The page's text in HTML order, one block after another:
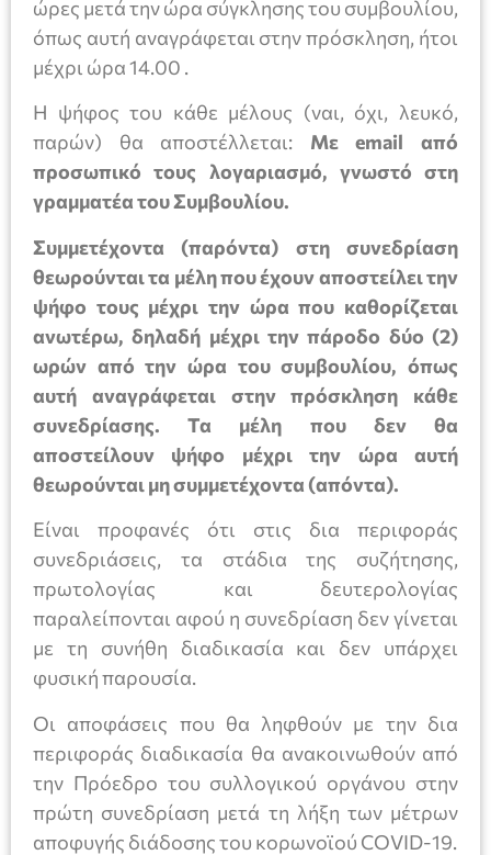
ώρες μετά την ώρα σύγκλησης του συμβουλίου,
όπως αυτή αναγράφεται στην πρόσκληση, ήτοι
μέχρι ώρα 14.00 .
Η ψήφος του κάθε μέλους (ναι, όχι, λευκό,
παρών) θα αποστέλλεται: Με email από
προσωπικό τους λογαριασμό, γνωστό στη
γραμματέα του Συμβουλίου.
Συμμετέχοντα (παρόντα) στη συνεδρίαση
θεωρούνται τα μέλη που έχουν αποστείλει την
ψήφο τους μέχρι την ώρα που καθορίζεται
ανωτέρω, δηλαδή μέχρι την πάροδο δύο (2)
ωρών από την ώρα του συμβουλίου, όπως
αυτή αναγράφεται στην πρόσκληση κάθε
συνεδρίασης. Τα μέλη που δεν θα
αποστείλουν ψήφο μέχρι την ώρα αυτή
θεωρούνται μη συμμετέχοντα (απόντα).
Είναι προφανές ότι στις δια περιφοράς
συνεδριάσεις, τα στάδια της συζήτησης,
πρωτολογίας και δευτερολογίας
παραλείπονται αφού η συνεδρίαση δεν γίνεται
με τη συνήθη διαδικασία και δεν υπάρχει
φυσική παρουσία.
Οι αποφάσεις που θα ληφθούν με την δια
περιφοράς διαδικασία θα ανακοινωθούν από
την Πρόεδρο του συλλογικού οργάνου στην
πρώτη συνεδρίαση μετά τη λήξη των μέτρων
αποφυγής διάδοσης του κορωνοϊού COVID-19.